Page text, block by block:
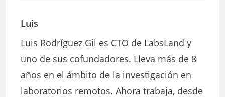
Luis
Luis Rodríguez Gil es CTO de LabsLand y
uno de sus cofundadores. Lleva más de 8
años en el ámbito de la investigación en
laboratorios remotos. Ahora trabaja, desde